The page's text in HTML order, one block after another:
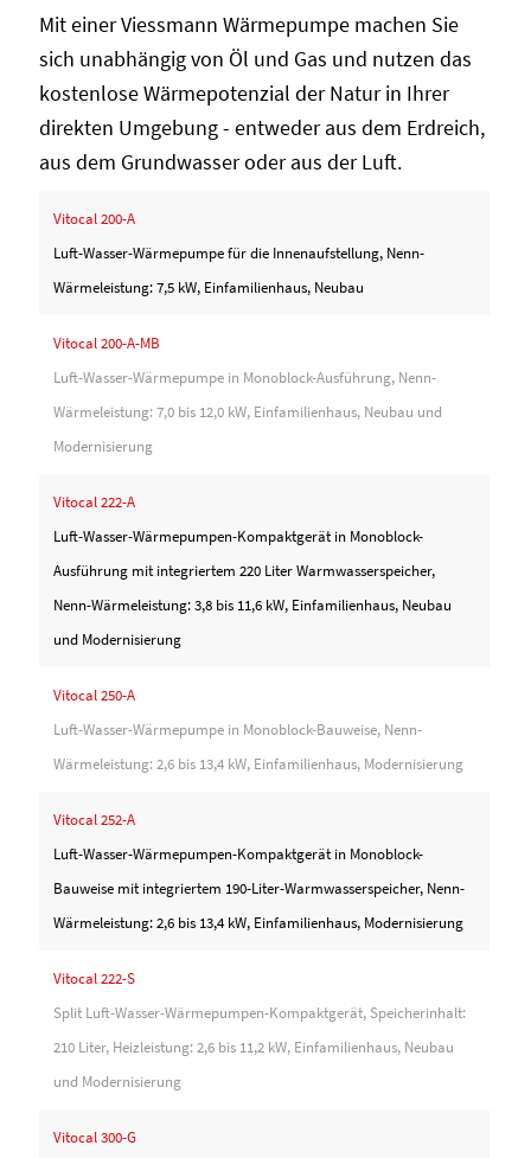
Mit einer Viessmann Wärmepumpe machen Sie
sich unabhängig von Öl und Gas und nutzen das
kostenlose Wärmepotenzial der Natur in Ihrer
direkten Umgebung - entweder aus dem Erdreich,
aus dem Grundwasser oder aus der Luft.
Vitocal 200-A
Luft-Wasser-Wärmepumpe für die Innenaufstellung, Nenn-
Wärmeleistung: 7,5 kW, Einfamilienhaus, Neubau
Vitocal 200-A-MB
Luft-Wasser-Wärmepumpe in Monoblock-Ausführung, Nenn-
Wärmeleistung: 7,0 bis 12,0 kW, Einfamilienhaus, Neubau und
Modernisierung
Vitocal 222-A
Luft-Wasser-Wärmepumpen-Kompaktgerät in Monoblock-
Ausführung mit integriertem 220 Liter Warmwasserspeicher,
Nenn-Wärmeleistung: 3,8 bis 11,6 kW, Einfamilienhaus, Neubau
und Modernisierung
Vitocal 250-A
Luft-Wasser-Wärmepumpe in Monoblock-Bauweise, Nenn-
Wärmeleistung: 2,6 bis 13,4 kW, Einfamilienhaus, Modernisierung
Vitocal 252-A
Luft-Wasser-Wärmepumpen-Kompaktgerät in Monoblock-
Bauweise mit integriertem 190-Liter-Warmwasserspeicher, Nenn-
Wärmeleistung: 2,6 bis 13,4 kW, Einfamilienhaus, Modernisierung
Vitocal 222-S
Split Luft-Wasser-Wärmepumpen-Kompaktgerät, Speicherinhalt:
210 Liter, Heizleistung: 2,6 bis 11,2 kW, Einfamilienhaus, Neubau
und Modernisierung
Vitocal 300-G